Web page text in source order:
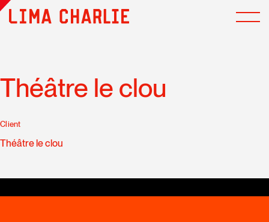
Théâtre le clou
Client
Théâtre le clou